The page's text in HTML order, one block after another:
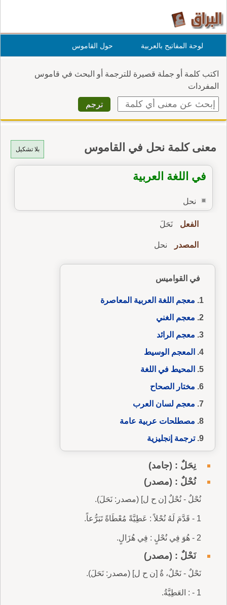
لوحة المفاتيح بالعربية حول القاموس
اكتب كلمة أو جملة قصيرة للترجمة أو البحث في قاموس
المفردات
بلا تشكيل معنى كلمة نحل في القاموس
في اللغة العربية
نحل
الفعل نَحَلَ
المصدر نحل
في القواميس
معجم اللغة العربية المعاصرة
معجم الغني
معجم الرائد
المعجم الوسيط
المحيط في اللغة
مختار الصحاح
معجم لسان العرب
مصطلحات عربية عامة
ترجمة إنجليزية
نِحَلٌ : (جامد)
نُحْلٌ : (مصدر)
نُحْلٌ - نُحْلٌ [ن ح ل] (مصدر: نَحَلَ).
1 - قَدَّمَ لَهُ نُحْلاً : عَطِيَّةً مُعْطَاةً تَبَرُّعاً.
2 - هُوَ فِي نُحْلٍ : فِي هُزَالٍ.
نَحْلٌ : (مصدر)
نَحْلٌ - نَحْلٌ، ةٌ [ن ح ل] (مصدر: نَحَلَ).
1 - : العَطِيَّةُ.